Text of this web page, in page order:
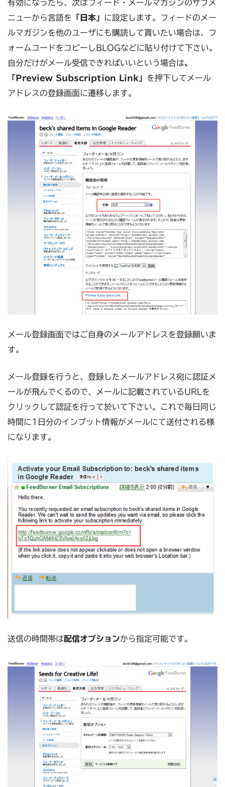
有効になったら、次はフィード・メールマガジンのサブメ
ニューから言語を 「日本」
に設定します。フィードのメー
ルマガジンを他のユーザにも購読して貰いたい場合は、フ
ォームコードをコピーしBLOGなどに貼り付けて下さい。
自分だけがメール受信できればいいという場合は、
「Preview Subscription Link」 を押下してメール
アドレスの登録画面に遷移します。
メール登録画面ではご自身のメールアドレスを登録願いま
す。
メール登録を行うと、登録したメールアドレス宛に認証メ
ールが飛んでくるので、メールに記載されているURLを
クリックして認証を行って於いて下さい。これで毎日同じ
時間に1日分のインプット情報がメールにて送付される様
になります。
送信の時間帯は配信オプションから指定可能です。